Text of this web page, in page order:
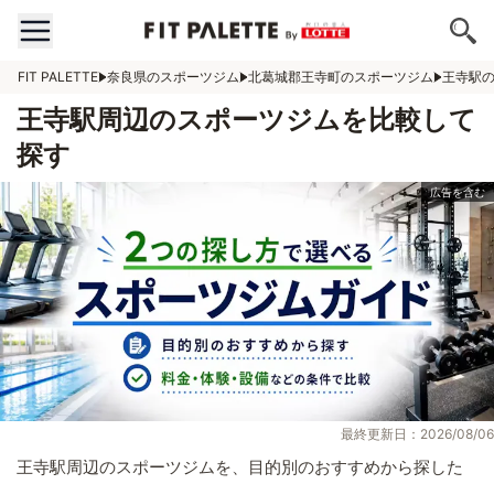
FIT PALETTE 奈良県のスポーツジム 北葛城郡王寺町のスポーツジム 王寺駅
王寺駅周辺のスポーツジムを比較して
探す
最終更新日：2026/08/06
王寺駅周辺のスポーツジムを、目的別のおすすめから探した